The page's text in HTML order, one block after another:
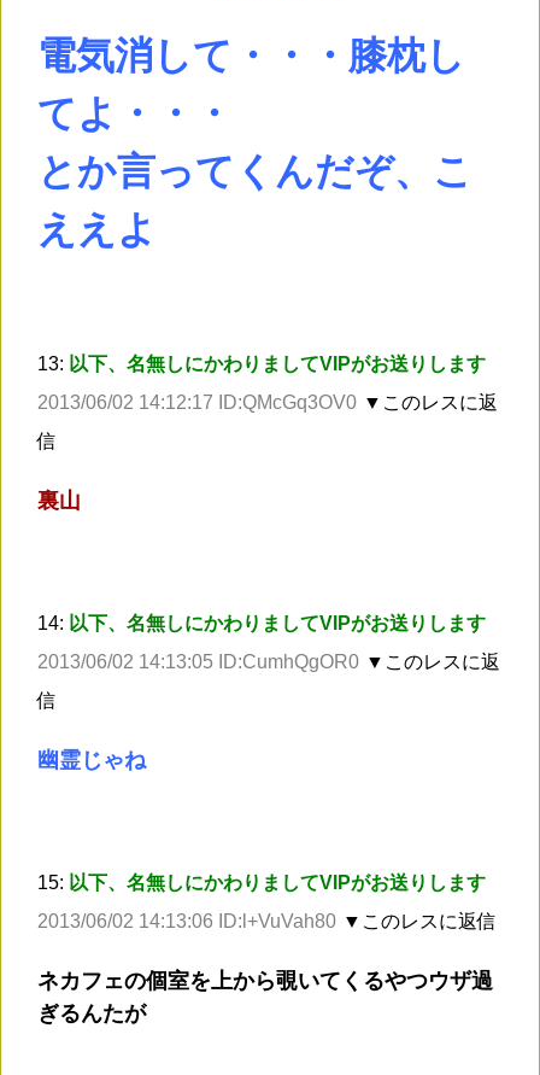
電気消して・・・膝枕し
てよ・・・
とか言ってくんだぞ、こ
ええよ
13: 以下、名無しにかわりましてVIPがお送りします
2013/06/02 14:12:17 ID:QMcGq3OV0 ▼このレスに返
信
裏山
14: 以下、名無しにかわりましてVIPがお送りします
2013/06/02 14:13:05 ID:CumhQgOR0 ▼このレスに返
信
幽霊じゃね
15: 以下、名無しにかわりましてVIPがお送りします
2013/06/02 14:13:06 ID:l+VuVah80 ▼このレスに返信
ネカフェの個室を上から覗いてくるやつウザ過
ぎるんたが